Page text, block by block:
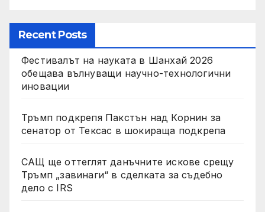
Recent Posts
Фестивалът на науката в Шанхай 2026
обещава вълнуващи научно-технологични
иновации
Тръмп подкрепя Пакстън над Корнин за
сенатор от Тексас в шокираща подкрепа
САЩ ще оттеглят данъчните искове срещу
Тръмп „завинаги“ в сделката за съдебно
дело с IRS